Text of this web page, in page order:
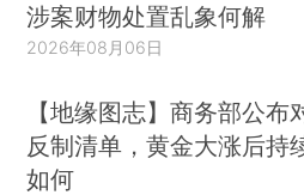
涉案财物处置乱象何解
2026年08月06日
【地缘图志】商务部公布
反制清单，黄金大涨后持
如何